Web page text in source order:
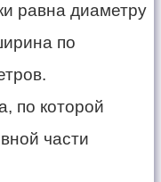
равна диаметру
по
по которой
части